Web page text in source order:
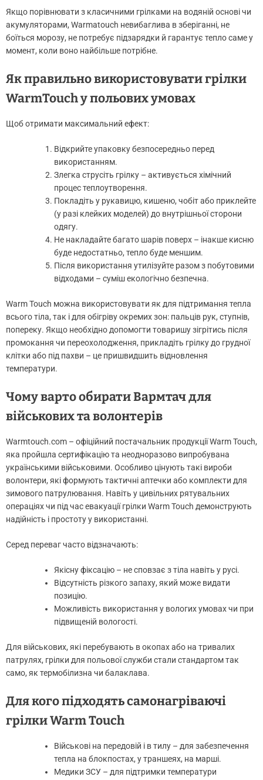
Якщо порівнювати з класичними грілками на водяній основі чи
акумуляторами, Warmatouch невибаглива в зберіганні, не
боїться морозу, не потребує підзарядки й гарантує тепло саме у
момент, коли воно найбільше потрібне.
Як правильно використовувати грілки
WarmTouch у польових умовах
Щоб отримати максимальний ефект:
Відкрийте упаковку безпосередньо перед
використанням.
Злегка струсіть грілку – активується хімічний
процес теплоутворення.
Покладіть у рукавицю, кишеню, чобіт або приклейте
(у разі клейких моделей) до внутрішньої сторони
одягу.
Не накладайте багато шарів поверх – інакше кисню
буде недостатньо, тепло буде меншим.
Після використання утилізуйте разом з побутовими
відходами – суміш екологічно безпечна.
Warm Touch можна використовувати як для підтримання тепла
всього тіла, так і для обігріву окремих зон: пальців рук, ступнів,
попереку. Якщо необхідно допомогти товаришу зігрітись після
промокання чи переохолодження, прикладіть грілку до грудної
клітки або під пахви – це пришвидшить відновлення
температури.
Чому варто обирати Вармтач для
військових та волонтерів
Warmtouch.com – офіційний постачальник продукції Warm Touch,
яка пройшла сертифікацію та неодноразово випробувана
українськими військовими. Особливо цінують такі вироби
волонтери, які формують тактичні аптечки або комплекти для
зимового патрулювання. Навіть у цивільних рятувальних
операціях чи під час евакуації грілки Warm Touch демонструють
надійність і простоту у використанні.
Серед переваг часто відзначають:
Якісну фіксацію – не сповзає з тіла навіть у русі.
Відсутність різкого запаху, який може видати
позицію.
Можливість використання у вологих умовах чи при
підвищеній вологості.
Для військових, які перебувають в окопах або на тривалих
патрулях, грілки для польової служби стали стандартом так
само, як термобілизна чи балаклава.
Для кого підходять самонагріваючі
грілки Warm Touch
Військові на передовій і в тилу – для забезпечення
тепла на блокпостах, у траншеях, на марші.
Медики ЗСУ – для підтримки температури